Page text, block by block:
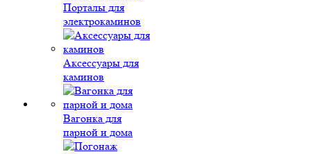
Порталы для
электрокаминов
Аксессуары для
каминов
Вагонка для
парной и дома